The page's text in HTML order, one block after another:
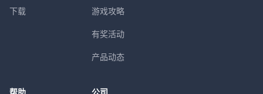
下载 游戏攻略
有奖活动
产品动态
帮助 公司